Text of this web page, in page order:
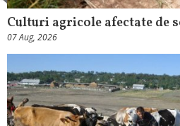
Culturi agricole afectate de
07 Aug, 2026